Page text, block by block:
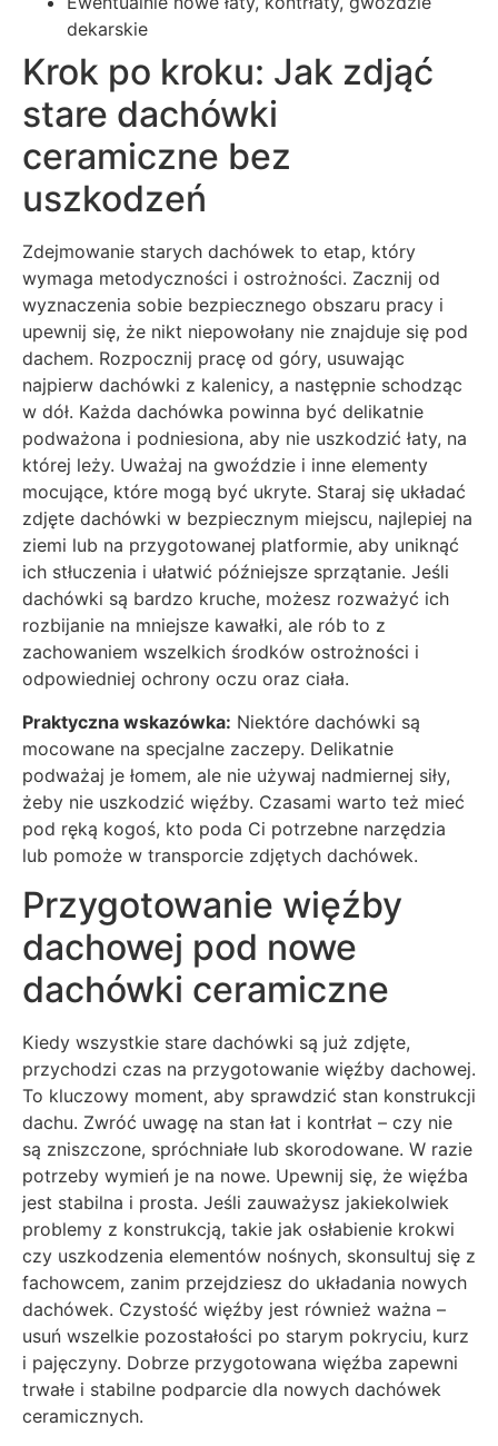
dekarskie
Krok po kroku: Jak zdjąć
stare dachówki
ceramiczne bez
uszkodzeń
Zdejmowanie starych dachówek to etap, który
wymaga metodyczności i ostrożności. Zacznij od
wyznaczenia sobie bezpiecznego obszaru pracy i
upewnij się, że nikt niepowołany nie znajduje się pod
dachem. Rozpocznij pracę od góry, usuwając
najpierw dachówki z kalenicy, a następnie schodząc
w dół. Każda dachówka powinna być delikatnie
podważona i podniesiona, aby nie uszkodzić łaty, na
której leży. Uważaj na gwoździe i inne elementy
mocujące, które mogą być ukryte. Staraj się układać
zdjęte dachówki w bezpiecznym miejscu, najlepiej na
ziemi lub na przygotowanej platformie, aby uniknąć
ich stłuczenia i ułatwić późniejsze sprzątanie. Jeśli
dachówki są bardzo kruche, możesz rozważyć ich
rozbijanie na mniejsze kawałki, ale rób to z
zachowaniem wszelkich środków ostrożności i
odpowiedniej ochrony oczu oraz ciała.
Praktyczna wskazówka: Niektóre dachówki są
mocowane na specjalne zaczepy. Delikatnie
podważaj je łomem, ale nie używaj nadmiernej siły,
żeby nie uszkodzić więźby. Czasami warto też mieć
pod ręką kogoś, kto poda Ci potrzebne narzędzia
lub pomoże w transporcie zdjętych dachówek.
Przygotowanie więźby
dachowej pod nowe
dachówki ceramiczne
Kiedy wszystkie stare dachówki są już zdjęte,
przychodzi czas na przygotowanie więźby dachowej.
To kluczowy moment, aby sprawdzić stan konstrukcji
dachu. Zwróć uwagę na stan łat i kontrłat – czy nie
są zniszczone, spróchniałe lub skorodowane. W razie
potrzeby wymień je na nowe. Upewnij się, że więźba
jest stabilna i prosta. Jeśli zauważysz jakiekolwiek
problemy z konstrukcją, takie jak osłabienie krokwi
czy uszkodzenia elementów nośnych, skonsultuj się z
fachowcem, zanim przejdziesz do układania nowych
dachówek. Czystość więźby jest również ważna –
usuń wszelkie pozostałości po starym pokryciu, kurz
i pajęczyny. Dobrze przygotowana więźba zapewni
trwałe i stabilne podparcie dla nowych dachówek
ceramicznych.